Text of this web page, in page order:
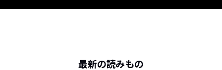
最新の読みもの